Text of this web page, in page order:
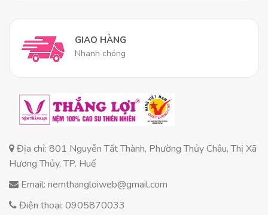
Đối tượng phù
Người khó ngủ, giường đơn, gia
Về độ đàn hồi và êm ái:
Nhiều người e ngại nệm foam hay cao su non sẽ
chiếc nệm này, sản phẩmcó độ êm ái rất tốt, cảm
giác êm ái gần giống với nệm cao su thiên nhiên. Với
độ dày 15cm
, nó cung cấp đủ sự mềm mại để bạn
cảm thấy được vỗ về, nhưng vẫn đủ vững chãi để
nâng đỡ cơ thể, không gây cảm giác chìm lún khó
GIAO HÀNG
Nhanh chóng
Địa chỉ: 801 Nguyễn Tất Thành, Phường Thủy Châu, Thị Xã
Hương Thủy, TP. Huế
Email: nemthangloiweb@gmail.com
Điện thoại: 0905870033